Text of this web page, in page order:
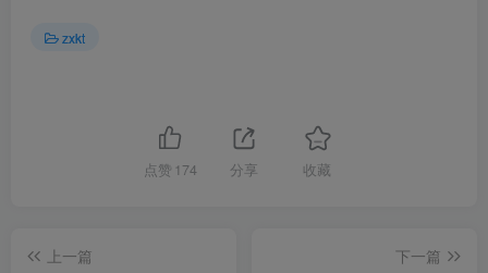
zxkt
点赞 174 分享 收藏
上一篇 下一篇